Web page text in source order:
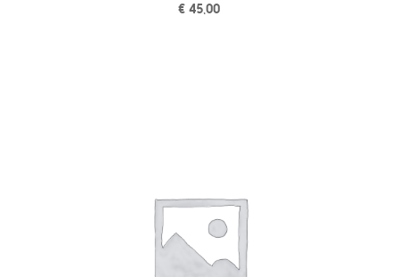
€ 45,00